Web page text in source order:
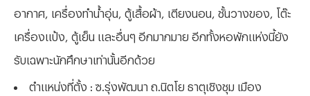
อากาศ, เครื่องทำน้ำอุ่น, ตู้เสื้อผ้า, เตียงนอน, ชั้นวางของ, โต๊ะ
เครื่องแป้ง, ตู้เย็น และอื่นๆ อีกมากมาย อีกทั้งหอพักแห่งนี้ยัง
รับเฉพาะนักศึกษาเท่านั้นอีกด้วย
ตำแหน่งที่ตั้ง : ซ.รุ่งพัฒนา ถ.นิตโย ธาตุเชิงชุม เมือง